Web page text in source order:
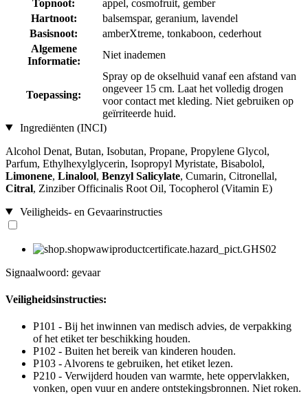
Topnoot:
appel, cosmofruit, gember
Hartnoot:
balsemspar, geranium, lavendel
Basisnoot:
amberXtreme, tonkaboon, cederhout
Algemene
Informatie:
Niet inademen
Toepassing:
Spray op de okselhuid vanaf een afstand van
ongeveer 15 cm. Laat het volledig drogen
voor contact met kleding. Niet gebruiken op
geïrriteerde huid.
Ingrediënten (INCI)
Alcohol Denat, Butan, Isobutan, Propane, Propylene Glycol,
Parfum, Ethylhexylglycerin, Isopropyl Myristate, Bisabolol,
Limonene, Linalool, Benzyl Salicylate, Cumarin, Citronellal,
Citral, Zinziber Officinalis Root Oil, Tocopherol (Vitamin E)
Veiligheids- en Gevaarinstructies
Signaalwoord: gevaar
Veiligheidsinstructies:
P101 - Bij het inwinnen van medisch advies, de verpakking
of het etiket ter beschikking houden.
P102 - Buiten het bereik van kinderen houden.
P103 - Alvorens te gebruiken, het etiket lezen.
P210 - Verwijderd houden van warmte, hete oppervlakken,
vonken, open vuur en andere ontstekingsbronnen. Niet roken.